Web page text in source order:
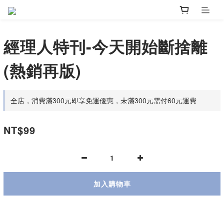
經理人特刊-今天開始斷捨離
(熱銷再版)
全店，消費滿300元即享免運優惠，未滿300元需付60元運費
NT$99
加入購物車